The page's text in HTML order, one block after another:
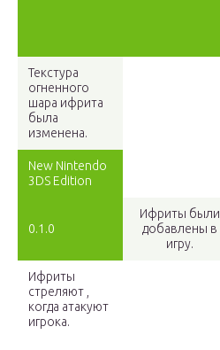
Текстура
огненного
шара ифрита
была
изменена.
New Nintendo
3DS Edition
0.1.0
Ифриты были
добавлены в
игру.
Ифриты
стреляют ,
когда атакуют
игрока.